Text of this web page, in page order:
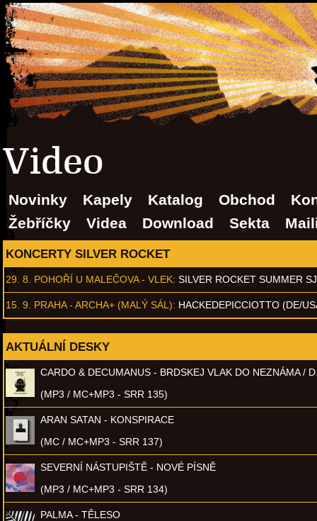
Video
Novinky Kapely Katalog Obchod
Žebříčky
Videa Download Sekta
KONCERTY SILVER ROCKET
29. 8. POHOŘÍ U MALEČOVA - VLEK: SILVER ROCKET SUMMER
15. 9. PRAHA - ARCHA+ (MALÝ SÁL): HACKEDEPICCIOTTO (DE/
AKTUÁLNÍ DESKY
CARDO & DECUMANUS - BRDSKEJ VLAK DO NEZNÁMA /
(MP3 / MC+MP3 - SRR 135)
ARAN SATAN - KONSPIRACE
(MC / MC+MP3 - SRR 137)
SEVERNÍ NÁSTUPIŠTĚ - NOVÉ PÍSNĚ
(MP3 / MC+MP3 - SRR 134)
PALMA - TĚLESO